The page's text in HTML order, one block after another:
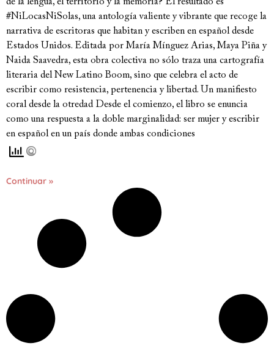
#NiLocasNiSolas, una antología valiente y vibrante que recoge la
narrativa de escritoras que habitan y escriben en español desde
Estados Unidos. Editada por María Mínguez Arias, Maya Piña y
Naida Saavedra, esta obra colectiva no sólo traza una cartografía
literaria del New Latino Boom, sino que celebra el acto de
escribir como resistencia, pertenencia y libertad. Un manifiesto
coral desde la otredad Desde el comienzo, el libro se enuncia
como una respuesta a la doble marginalidad: ser mujer y escribir
en español en un país donde ambas condiciones
Continuar »